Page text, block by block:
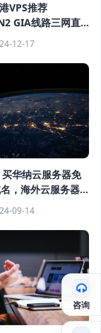
VPS推荐
GIA线路三网直
12-17
华纳云服务器免
，海外云服务器
09-14
咨询